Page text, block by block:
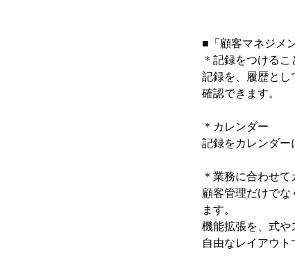
■「顧客マネジメ
＊記録をつけるこ
記録を、履歴とし
確認できます。
＊カレンダー
記録をカレンダー
＊業務に合わせ
顧客管理だけでな
ます。
機能拡張を、式や
自由なレイアウト